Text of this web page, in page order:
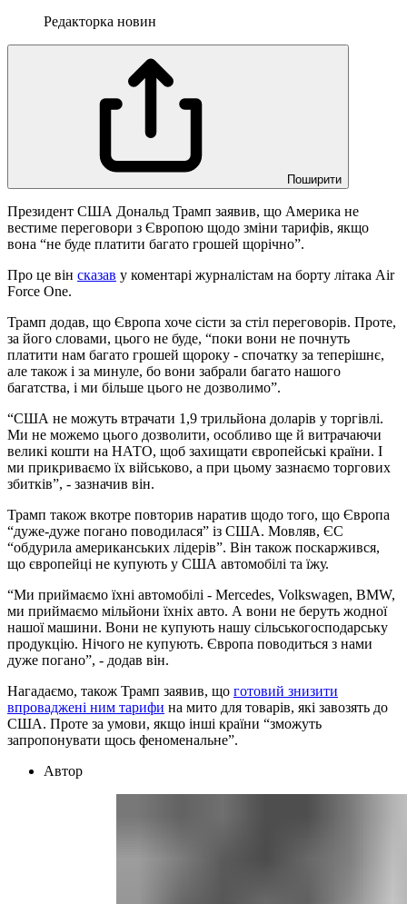
Редакторка новин
Поширити
Президент США Дональд Трамп заявив, що Америка не
вестиме переговори з Європою щодо зміни тарифів, якщо
вона “не буде платити багато грошей щорічно”.
Про це він сказав у коментарі журналістам на борту літака Air
Force One.
Трамп додав, що Європа хоче сісти за стіл переговорів. Проте,
за його словами, цього не буде, “поки вони не почнуть
платити нам багато грошей щороку - спочатку за теперішнє,
але також і за минуле, бо вони забрали багато нашого
багатства, і ми більше цього не дозволимо”.
“США не можуть втрачати 1,9 трильйона доларів у торгівлі.
Ми не можемо цього дозволити, особливо ще й витрачаючи
великі кошти на НАТО, щоб захищати європейські країни. І
ми прикриваємо їх військово, а при цьому зазнаємо торгових
збитків”, - зазначив він.
Трамп також вкотре повторив наратив щодо того, що Європа
“дуже-дуже погано поводилася” із США. Мовляв, ЄС
“обдурила американських лідерів”. Він також поскаржився,
що європейці не купують у США автомобілі та їжу.
“Ми приймаємо їхні автомобілі - Mercedes, Volkswagen, BMW,
ми приймаємо мільйони їхніх авто. А вони не беруть жодної
нашої машини. Вони не купують нашу сільськогосподарську
продукцію. Нічого не купують. Європа поводиться з нами
дуже погано”, - додав він.
Нагадаємо, також Трамп заявив, що готовий знизити
впроваджені ним тарифи на мито для товарів, які завозять до
США. Проте за умови, якщо інші країни “зможуть
запропонувати щось феноменальне”.
Автор